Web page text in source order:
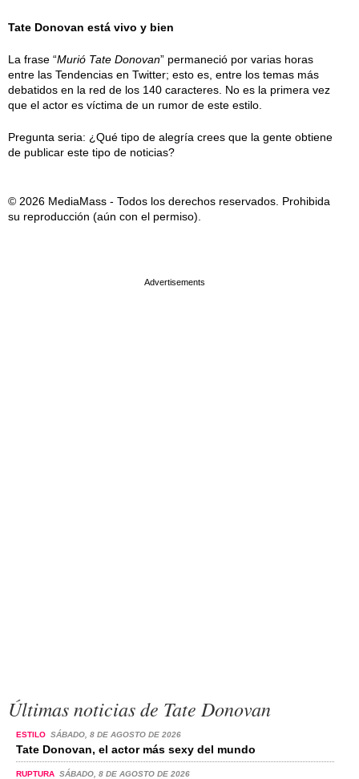
Tate Donovan está vivo y bien
La frase “Murió Tate Donovan” permaneció por varias horas
entre las Tendencias en Twitter; esto es, entre los temas más
debatidos en la red de los 140 caracteres. No es la primera vez
que el actor es víctima de un rumor de este estilo.
Pregunta seria: ¿Qué tipo de alegría crees que la gente obtiene
de publicar este tipo de noticias?
© 2026 MediaMass - Todos los derechos reservados. Prohibida
su reproducción (aún con el permiso).
Últimas noticias de Tate Donovan
ESTILO SÁBADO, 8 DE AGOSTO DE 2026
Tate Donovan, el actor más sexy del mundo
RUPTURA SÁBADO, 8 DE AGOSTO DE 2026